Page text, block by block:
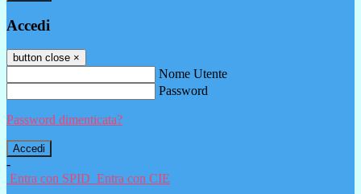
Accedi
button close ×
Nome Utente
Password
Password dimenticata?
-
Entra con SPID Entra con CIE